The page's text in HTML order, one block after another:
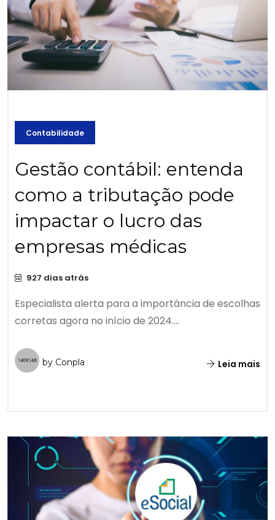
Contabilidade
Gestão contábil: entenda
como a tributação pode
impactar o lucro das
empresas médicas
927 dias atrás
Especialista alerta para a importância de escolhas
corretas agora no início de 2024....
by Conpla Leia mais